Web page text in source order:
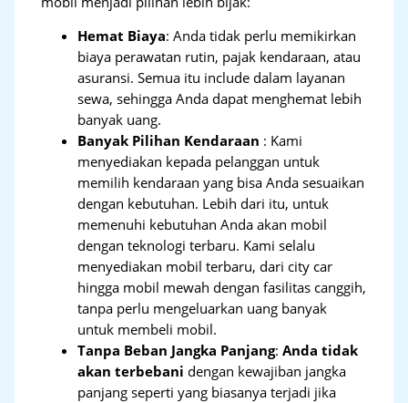
Hemat Biaya: Anda tidak perlu memikirkan
biaya perawatan rutin, pajak kendaraan, atau
asuransi. Semua itu include dalam layanan
sewa, sehingga Anda dapat menghemat lebih
banyak uang.
Banyak Pilihan Kendaraan : Kami
menyediakan kepada pelanggan untuk
memilih kendaraan yang bisa Anda sesuaikan
dengan kebutuhan. Lebih dari itu, untuk
memenuhi kebutuhan Anda akan mobil
dengan teknologi terbaru. Kami selalu
menyediakan mobil terbaru, dari city car
hingga mobil mewah dengan fasilitas canggih,
tanpa perlu mengeluarkan uang banyak
untuk membeli mobil.
Tanpa Beban Jangka Panjang:Anda tidak
akan terbebani dengan kewajiban jangka
panjang seperti yang biasanya terjadi jika